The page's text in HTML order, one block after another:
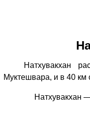
Натхувакхан
Муктешвара, и в 40 км
Натхувакхан